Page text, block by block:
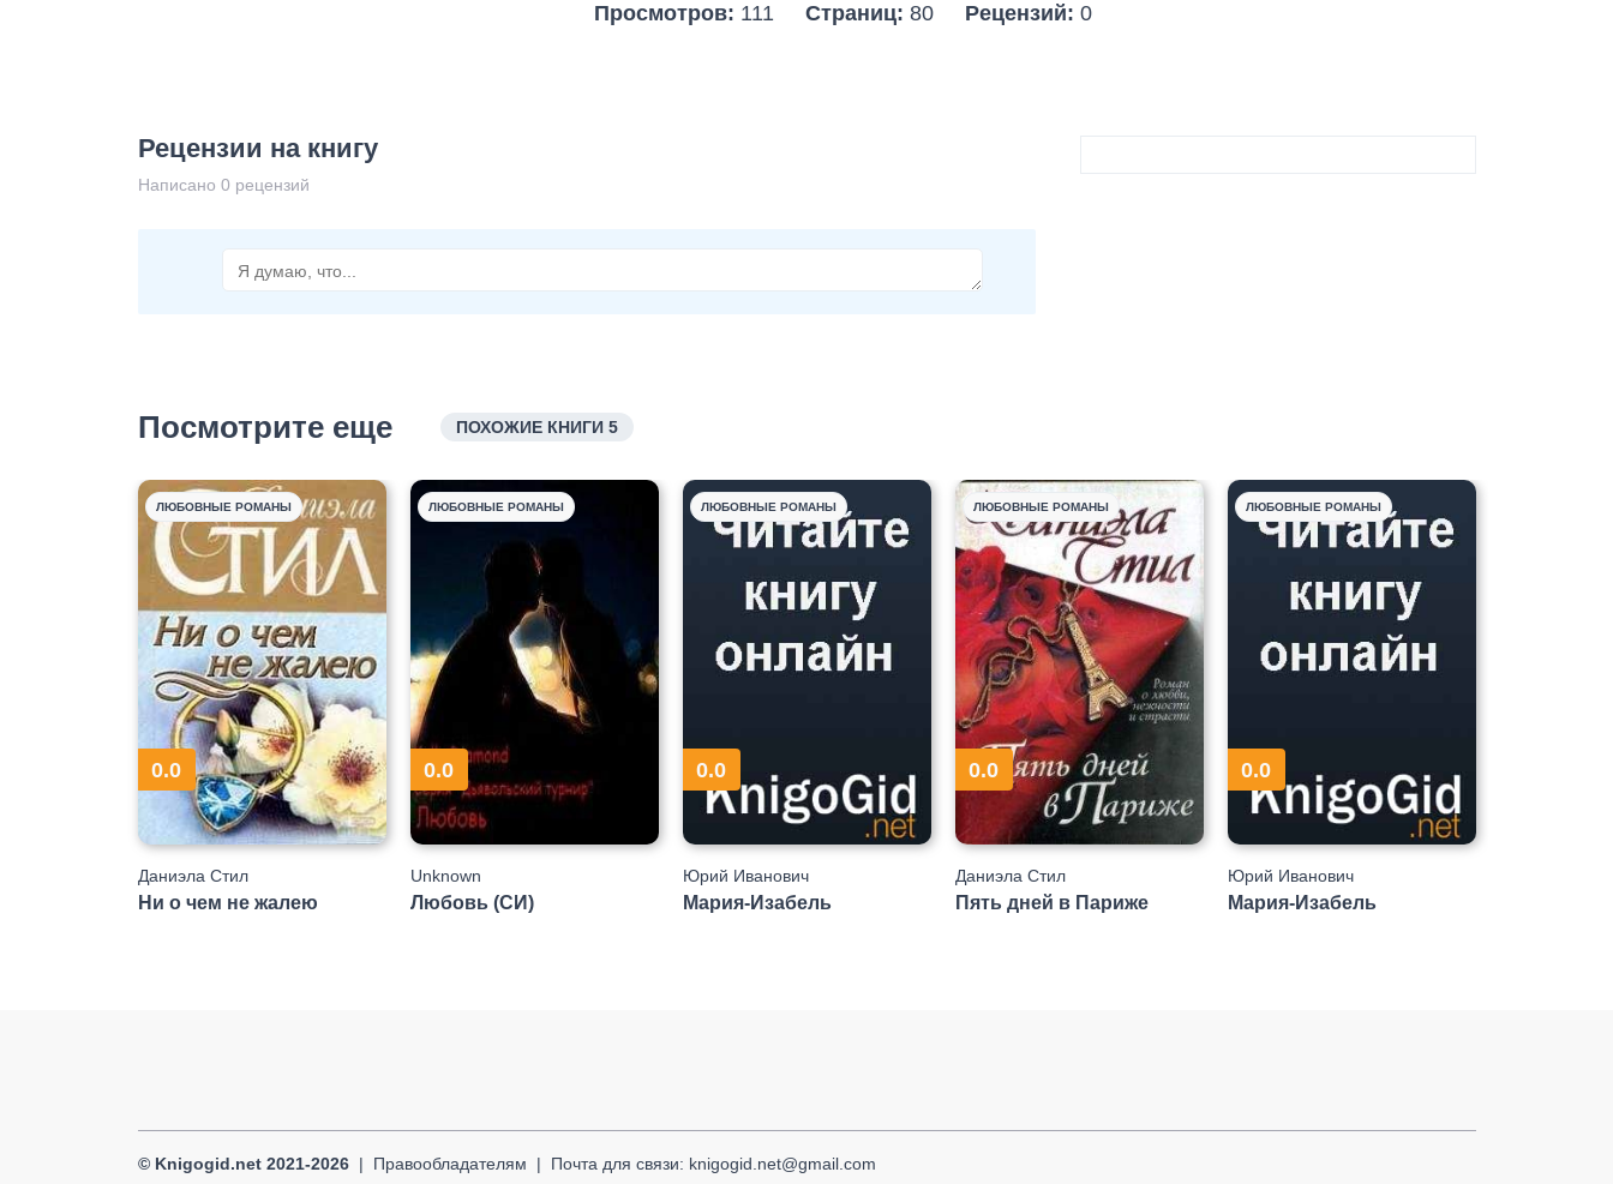
Просмотров: 111 Страниц: 80 Рецензий: 0
Рецензии на книгу
Написано 0 рецензий
Посмотрите еще ПОХОЖИЕ КНИГИ 5
ЛЮБОВНЫЕ РОМАНЫ
0.0
Даниэла Стил
Ни о чем не жалею
ЛЮБОВНЫЕ РОМАНЫ
0.0
Unknown
Любовь (СИ)
ЛЮБОВНЫЕ РОМАНЫ
0.0
Юрий Иванович
Мария-Изабель
ЛЮБОВНЫЕ РОМАНЫ
0.0
Даниэла Стил
Пять дней в Париже
ЛЮБОВНЫЕ РОМАНЫ
0.0
Юрий Иванович
Мария-Изабель
© Knigogid.net 2021-2026 Правообладателям Почта для связи: knigogid.net@gmail.com